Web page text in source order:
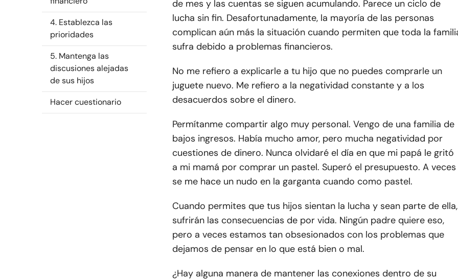
4. Establezca las
prioridades
5. Mantenga las
discusiones alejadas
de sus hijos
Hacer cuestionario
de mes y las cuentas se siguen acumulando. Parece un ciclo de
lucha sin fin. Desafortunadamente, la mayoría de las personas
complican aún más la situación cuando permiten que toda la
sufra debido a problemas financieros.
No me refiero a explicarle a tu hijo que no puedes comprarle un
juguete nuevo. Me refiero a la negatividad constante y a los
desacuerdos sobre el dinero.
Permítanme compartir algo muy personal. Vengo de una familia de
bajos ingresos. Había mucho amor, pero mucha negatividad por
cuestiones de dinero. Nunca olvidaré el día en que mi papá le gritó
a mi mamá por comprar un pastel. Superó el presupuesto. A veces
se me hace un nudo en la garganta cuando como pastel.
Cuando permites que tus hijos sientan la lucha y sean parte de ella,
sufrirán las consecuencias de por vida. Ningún padre quiere eso,
pero a veces estamos tan obsesionados con los problemas que
dejamos de pensar en lo que está bien o mal.
¿Hay alguna manera de mantener las conexiones dentro de su